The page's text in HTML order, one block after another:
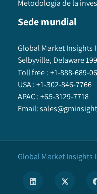
Metodología de la
Sede mundial
Global Market Insights
Selbyville, Delaware
Toll free :+1-888-689-
USA :+1-302-846-7766
APAC :+65-3129-7718
Email:
Global Market Insights